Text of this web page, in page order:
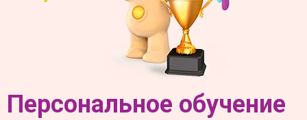
Персональное обучение